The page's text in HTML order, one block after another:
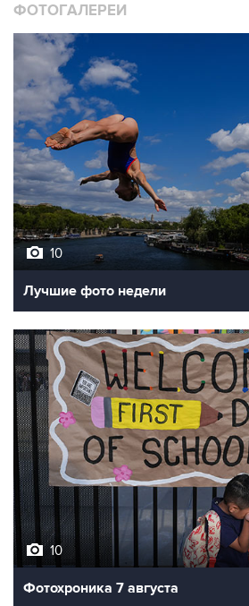
ФОТОГАЛЕРЕИ
10
Лучшие фото недели
10
Фотохроника 7 августа